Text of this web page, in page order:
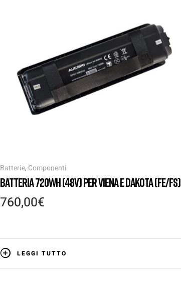
Batterie, Componenti
BATTERIA 720WH (48V) PER VIENA E DAKOTA (FE/FS)
760,00€
LEGGI TUTTO